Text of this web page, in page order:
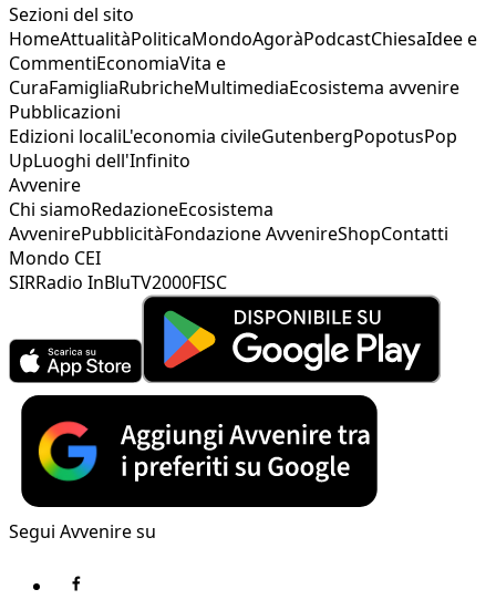
Sezioni del sito
HomeAttualitàPoliticaMondoAgoràPodcastChiesaIdee e
CommentiEconomiaVita e
CuraFamigliaRubricheMultimediaEcosistema avvenire
Pubblicazioni
Edizioni localiL'economia civileGutenbergPopotusPop
UpLuoghi dell'Infinito
Avvenire
Chi siamoRedazioneEcosistema
AvvenirePubblicitàFondazione AvvenireShopContatti
Mondo CEI
SIRRadio InBluTV2000FISC
Segui Avvenire su